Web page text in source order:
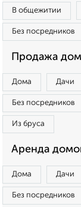
В общежитии
Без посредников
Продажа
Дома Дачи
Без посредников
Из бруса
Аренда
Дома Дачи
Без посредников